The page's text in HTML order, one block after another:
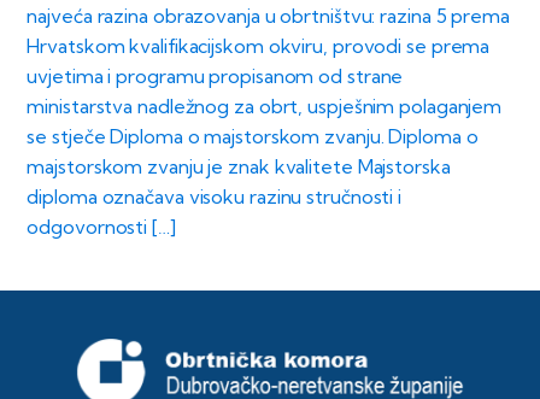
najveća razina obrazovanja u obrtništvu: razina 5 prema
Hrvatskom kvalifikacijskom okviru, provodi se prema
uvjetima i programu propisanom od strane
ministarstva nadležnog za obrt, uspješnim polaganjem
se stječe Diploma o majstorskom zvanju. Diploma o
majstorskom zvanju je znak kvalitete Majstorska
diploma označava visoku razinu stručnosti i
odgovornosti […]